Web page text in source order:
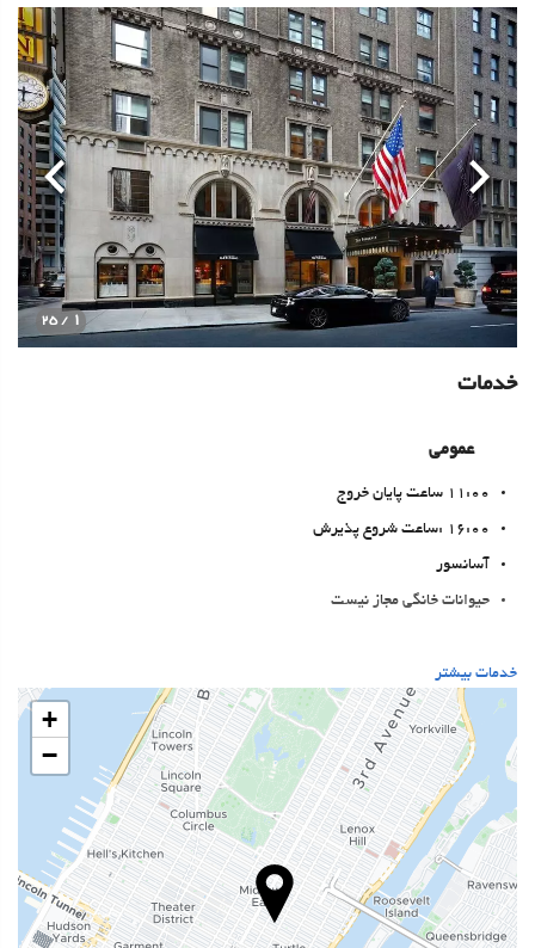
1
/ 25
قبلی بعدی
خدمات
عمومی
11:00 ساعت پایان خروج
16:00 :ساعت شروع پذیرش
آسانسور
حیوانات خانگی مجاز نیست
خدمات پذیرش
انبار چمدان
خدمات خانه داری
رختشویی
بهداشت و سلامتی
خدمات بیشتر
+
−